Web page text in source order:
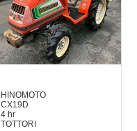
HINOMOTO
CX19D
4 hr
TOTTORI